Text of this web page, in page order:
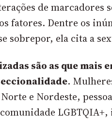
de marcadores
fatores. Dentre os
sobrepor, ela cita a
são as que mais
.
e Nordeste,
LGBTQIA+,